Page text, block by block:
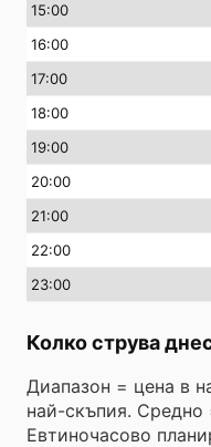
15:00
16:00
17:00
18:00
19:00
20:00
21:00
22:00
23:00
Колко струва
Диапазон = цена в
най-скъпия. Средно
Евтиночасово